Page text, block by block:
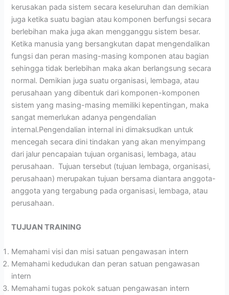
kerusakan pada sistem secara keseluruhan dan demikian
juga ketika suatu bagian atau komponen berfungsi secara
berlebihan maka juga akan mengganggu sistem besar.
Ketika manusia yang bersangkutan dapat mengendalikan
fungsi dan peran masing-masing komponen atau bagian
sehingga tidak berlebihan maka akan berlangsung secara
normal. Demikian juga suatu organisasi, lembaga, atau
perusahaan yang dibentuk dari komponen-komponen
sistem yang masing-masing memiliki kepentingan, maka
sangat memerlukan adanya pengendalian
internal.Pengendalian internal ini dimaksudkan untuk
mencegah secara dini tindakan yang akan menyimpang
dari jalur pencapaian tujuan organisasi, lembaga, atau
perusahaan. Tujuan tersebut (tujuan lembaga, organisasi,
perusahaan) merupakan tujuan bersama diantara anggota-
anggota yang tergabung pada organisasi, lembaga, atau
perusahaan.
TUJUAN TRAINING
Memahami visi dan misi satuan pengawasan intern
Memahami kedudukan dan peran satuan pengawasan
intern
Memahami tugas pokok satuan pengawasan intern